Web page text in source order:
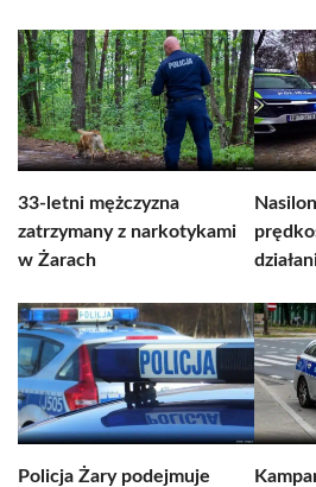
33-letni mężczyzna
zatrzymany z narkotykami
w Żarach
Policja Żary podejmuje